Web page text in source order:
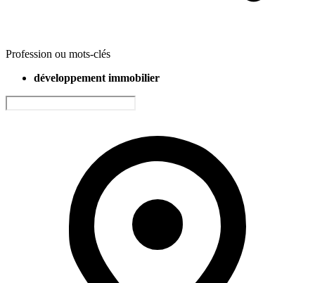
Profession ou mots-clés
développement immobilier